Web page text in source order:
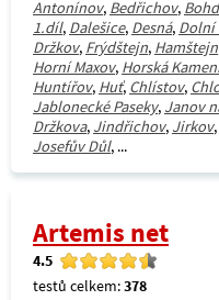
Antonínov, Bedřichov,
1.díl, Dalešice, Desná, Dolní
Držkov, Frýdštejn, Hamštejn
Horní Maxov, Horská
Huntířov, Huť, Chlístov,
Jablonecké Paseky, Janov
Držkova, Jindřichov, Jirkov,
Josefův Důl, ...
Artemis net
4.5
testů celkem:378